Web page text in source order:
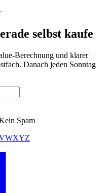
selbst kaufe
Berechnung und klarer
Danach jeden Sonntag
Spam
WXYZ